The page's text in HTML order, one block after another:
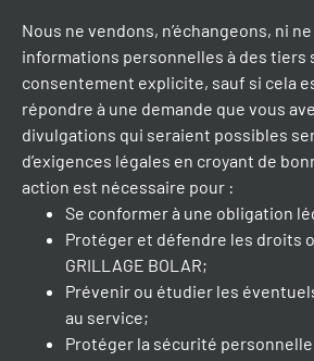
Nous ne vendons, n’échangeons, ni
informations personnelles à des tiers
consentement explicite, sauf si cela
répondre à une demande que vous
divulgations qui seraient possibles
d’exigences légales en croyant de
action est nécessaire pour :
Se conformer à une obligation
Protéger et défendre les droits
GRILLAGE BOLAR;
Prévenir ou étudier les
au service;
Protéger la sécurité